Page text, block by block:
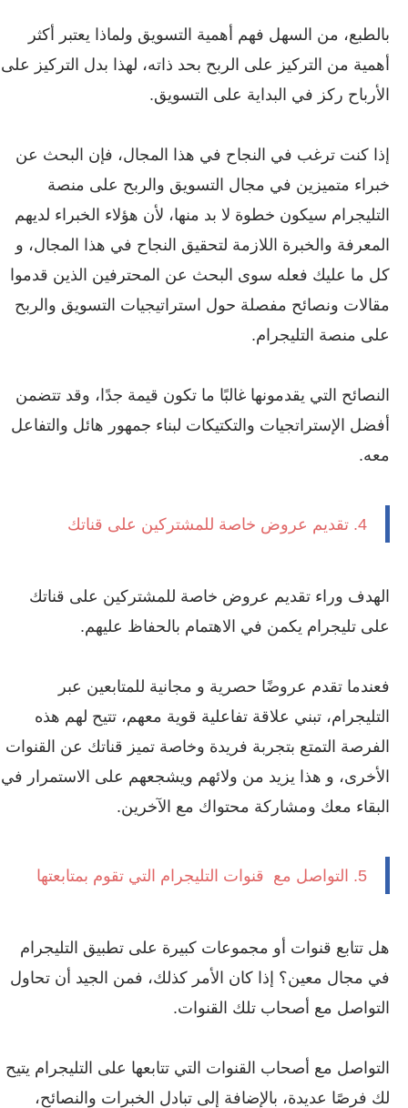
بالطبع، من السهل فهم أهمية التسويق ولماذا يعتبر أكثر
أهمية من التركيز على الربح بحد ذاته، لهذا بدل التركيز على
الأرباح ركز في البداية على التسويق.
إذا كنت ترغب في النجاح في هذا المجال، فإن البحث عن
خبراء متميزين في مجال التسويق والربح على منصة
التليجرام سيكون خطوة لا بد منها، لأن هؤلاء الخبراء لديهم
المعرفة والخبرة اللازمة لتحقيق النجاح في هذا المجال، و
كل ما عليك فعله سوى البحث عن المحترفين الذين قدموا
مقالات ونصائح مفصلة حول استراتيجيات التسويق والربح
على منصة التليجرام.
النصائح التي يقدمونها غالبًا ما تكون قيمة جدًا، وقد تتضمن
أفضل الإستراتجيات والتكتيكات لبناء جمهور هائل والتفاعل
معه.
4. تقديم عروض خاصة للمشتركين على قناتك
الهدف وراء تقديم عروض خاصة للمشتركين على قناتك
على تليجرام يكمن في الاهتمام بالحفاظ عليهم.
فعندما تقدم عروضًا حصرية و مجانية للمتابعين عبر
التليجرام، تبني علاقة تفاعلية قوية معهم، تتيح لهم هذه
الفرصة التمتع بتجربة فريدة وخاصة تميز قناتك عن القنوات
الأخرى، و هذا يزيد من ولائهم ويشجعهم على الاستمرار في
البقاء معك ومشاركة محتواك مع الآخرين.
5. التواصل مع قنوات التليجرام التي تقوم بمتابعتها
هل تتابع قنوات أو مجموعات كبيرة على تطبيق التليجرام
في مجال معين؟ إذا كان الأمر كذلك، فمن الجيد أن تحاول
التواصل مع أصحاب تلك القنوات.
التواصل مع أصحاب القنوات التي تتابعها على التليجرام يتيح
لك فرصًا عديدة، بالإضافة إلى تبادل الخبرات والنصائح،